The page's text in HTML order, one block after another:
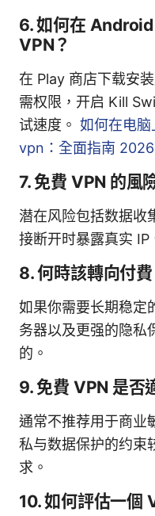
6. 如何在
VPN？
在 Play 商店下载安
需权限，开启 Kill
试速度。 如何在电
vpn：全面指南
7. 免費 VPN 的風
潜在风险包括数据收
接断开时暴露真实 IP
8. 何時該轉向付費
如果你需要长期稳定
务器以及更强的隐私
的。
9. 免費 VPN 是否
通常不推荐用于商业
私与数据保护的约束
求。
10. 如何評估一個